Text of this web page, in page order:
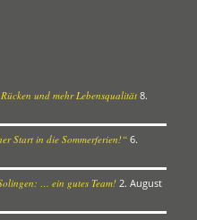
und mehr Lebensqualität 8.
Start in die Sommerferien!“ 6.
… ein gutes Team! 2. August